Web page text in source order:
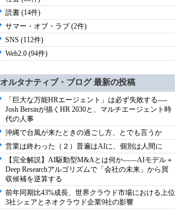
読書 (14件)
サマー・オブ・ラブ (2件)
SNS (112件)
Web2.0 (94件)
オルタナティブ・ブログ 最新の投稿
「巨大な万能HRエージェント」は必ず失敗する----
Josh Bersinが描くHR 2030と、マルチエージェント時
代の人事
沖縄で台風が来たときの過ごし方、とでも言うか
営業は終わった（２）普遍はAIに、個別は人間に
【完全解説】AI駆動型M&Aとは何か――AIモデル＋
Deep Researchアルゴリズムで「会社の未来」から買
収候補を逆算する
前年同期比43%成長、世界クラウド市場における上位
3社シェアとネオクラウド企業9社の影響